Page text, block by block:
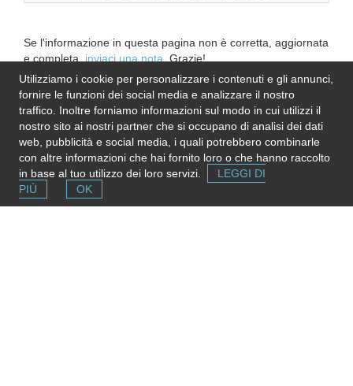
Se l'informazione in questa pagina non è corretta, aggiornata
e completa, inviaci una nota . Grazie!
Please note
: We do not represent the above
organization/service: send any inquiry or complaint directly to
it. Please do not send us CVs or applications!
Utilizziamo i cookie per personalizzare i contenuti e gli annunci,
fornire le funzioni dei social media e analizzare il nostro
traffico. Inoltre forniamo informazioni sul modo in cui utilizzi il
nostro sito ai nostri partner che si occupano di analisi dei dati
web, pubblicità e social media, i quali potrebbero combinarle
con altre informazioni che hai fornito loro o che hanno raccolto
in base al tuo utilizzo dei loro servizi.
LEGGI DI
PIÙ
OK